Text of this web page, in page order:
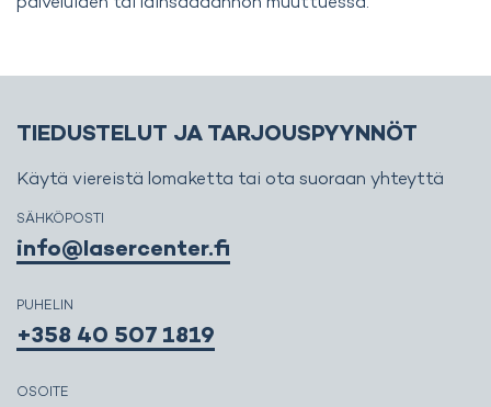
TIEDUSTELUT JA TARJOUSPYYNNÖT
Käytä viereistä lomaketta tai ota suoraan yhteyttä
SÄHKÖPOSTI
info@lasercenter.fi
PUHELIN
+358 40 507 1819
OSOITE